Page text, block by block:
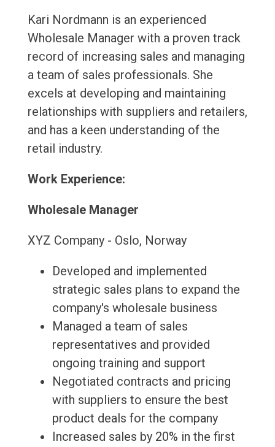
Kari Nordmann is an experienced
Wholesale Manager with a proven track
record of increasing sales and managing
a team of sales professionals. She
excels at developing and maintaining
relationships with suppliers and retailers,
and has a keen understanding of the
retail industry.
Work Experience:
Wholesale Manager
XYZ Company - Oslo, Norway
Developed and implemented
strategic sales plans to expand the
company's wholesale business
Managed a team of sales
representatives and provided
ongoing training and support
Negotiated contracts and pricing
with suppliers to ensure the best
product deals for the company
Increased sales by 20% in the first